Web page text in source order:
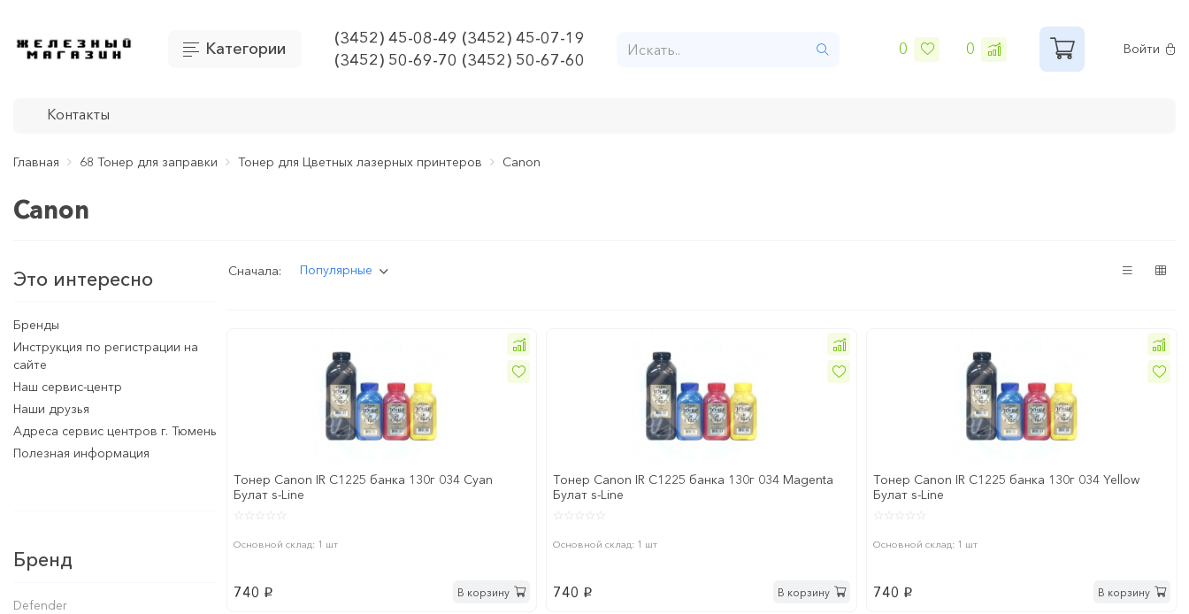
Категории
(3452) 45-08-49 (3452) 45-07-19
(3452) 50-69-70 (3452) 50-67-60
0 0 Войти
Контакты
Главная 68 Тонер для заправки Тонер для Цветных лазерных принтеров Canon
Canon
Это интересно
Бренды
Инструкция по регистрации на
сайте
Наш сервис-центр
Наши друзья
Адреса сервис центров г. Тюмень
Полезная информация
Бренд
Defender
Сначала: Популярные
Tонер Canon IR C1225 банка 130г 034 Cyan
Булат s-Line
Основной склад: 1 шт
740 p В корзину
Tонер Canon IR C1225 банка 130г 034 Magenta
Булат s-Line
Основной склад: 1 шт
740 p В корзину
Tонер Canon IR C1225 банка 130г 034 Yellow
Булат s-Line
Основной склад: 1 шт
740 p В корзину